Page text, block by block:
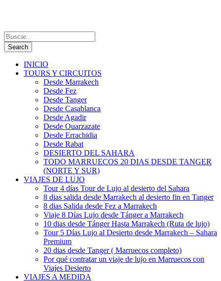
INICIO
TOURS Y CIRCUITOS
Desde Marrakech
Desde Fez
Desde Tanger
Desde Casablanca
Desde Agadir
Desde Ouarzazate
Desde Errachidia
Desde Rabat
DESIERTO DEL SAHARA
TODO MARRUECOS 20 DIAS DESDE TANGER
(NORTE Y SUR)
VIAJES DE LUJO
Tour 4 días Tour de Lujo al desierto del Sahara
8 dias salida desde Marrakech al desierto fin en Tanger
8 dias Salida desde Fez a Marrakech
Viaje 8 Días Lujo desde Tánger a Marrakech
10 dias desde Tánger Hasta Marrakech (Ruta de lujo)
Tour 5 Días Lujo al Desierto desde Marrakech – Sahara
Premium
20 dias desde Tanger ( Marruecos completo)
Por qué contratar un viaje de lujo en Marruecos con
Viajes Desierto
VIAJES A MEDIDA